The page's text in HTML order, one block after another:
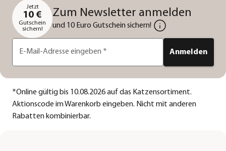
Jetzt
10 €
Gutschein
sichern!
Zum Newsletter anmelden
und 10 Euro Gutschein sichern!
E-Mail-Adresse eingeben * Anmelden
*Online gültig bis 10.08.2026 auf das Katzensortiment.
Aktionscode im Warenkorb eingeben. Nicht mit anderen
Rabatten kombinierbar.